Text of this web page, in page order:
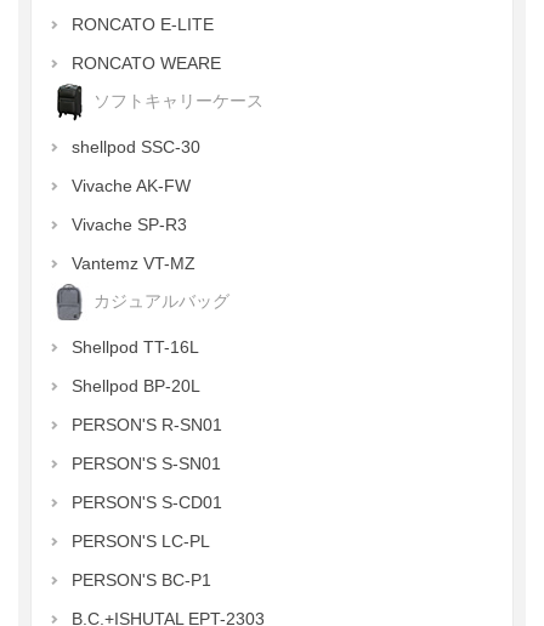
RONCATO E-LITE
RONCATO WEARE
ソフトキャリーケース
shellpod SSC-30
Vivache AK-FW
Vivache SP-R3
Vantemz VT-MZ
カジュアルバッグ
Shellpod TT-16L
Shellpod BP-20L
PERSON'S R-SN01
PERSON'S S-SN01
PERSON'S S-CD01
PERSON'S LC-PL
PERSON'S BC-P1
B.C.+ISHUTAL EPT-2303